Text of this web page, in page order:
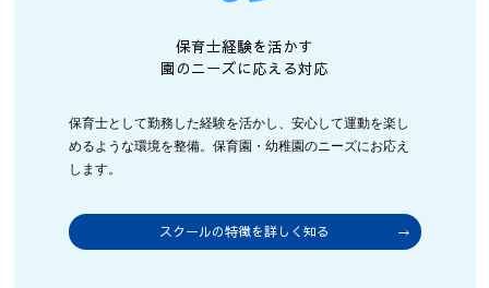
保育士経験を活かす
園のニーズに応える対応
保育士として勤務した経験を活かし、安心して運動を楽し
めるような環境を整備。保育園・幼稚園のニーズにお応え
します。
スクールの特徴を詳しく知る